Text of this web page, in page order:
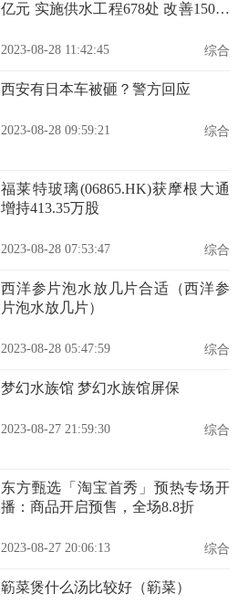
亿元 实施供水工程678处 改善150万
2023-08-28 11:42:45 综合
西安有日本车被砸？警方回应
2023-08-28 09:59:21 综合
福莱特玻璃(06865.HK)获摩根大通
增持413.35万股
2023-08-28 07:53:47 综合
西洋参片泡水放几片合适（西洋参
片泡水放几片）
2023-08-28 05:47:59 综合
梦幻水族馆 梦幻水族馆屏保
2023-08-27 21:59:30 综合
东方甄选「淘宝首秀」预热专场开
播：商品开启预售，全场8.8折
2023-08-27 20:06:13 综合
簕菜煲什么汤比较好（簕菜）